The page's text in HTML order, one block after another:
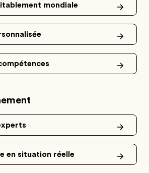
mondiale
en situation réelle